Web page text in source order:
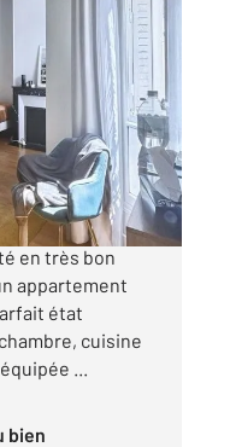
de la place
en très bon
appartement
état
cuisine
...
bien